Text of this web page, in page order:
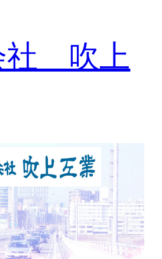
社 吹上